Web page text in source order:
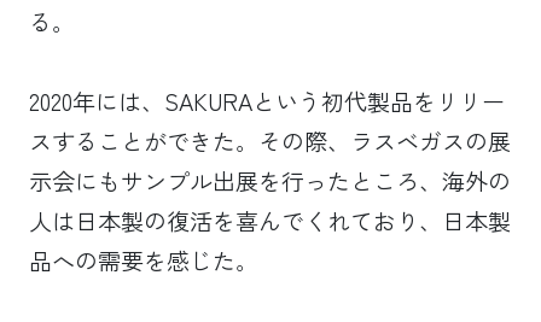
る。
2020年には、SAKURAという初代製品をリリー
スすることができた。その際、ラスベガスの展
示会にもサンプル出展を行ったところ、海外の
人は日本製の復活を喜んでくれており、日本製
品への需要を感じた。